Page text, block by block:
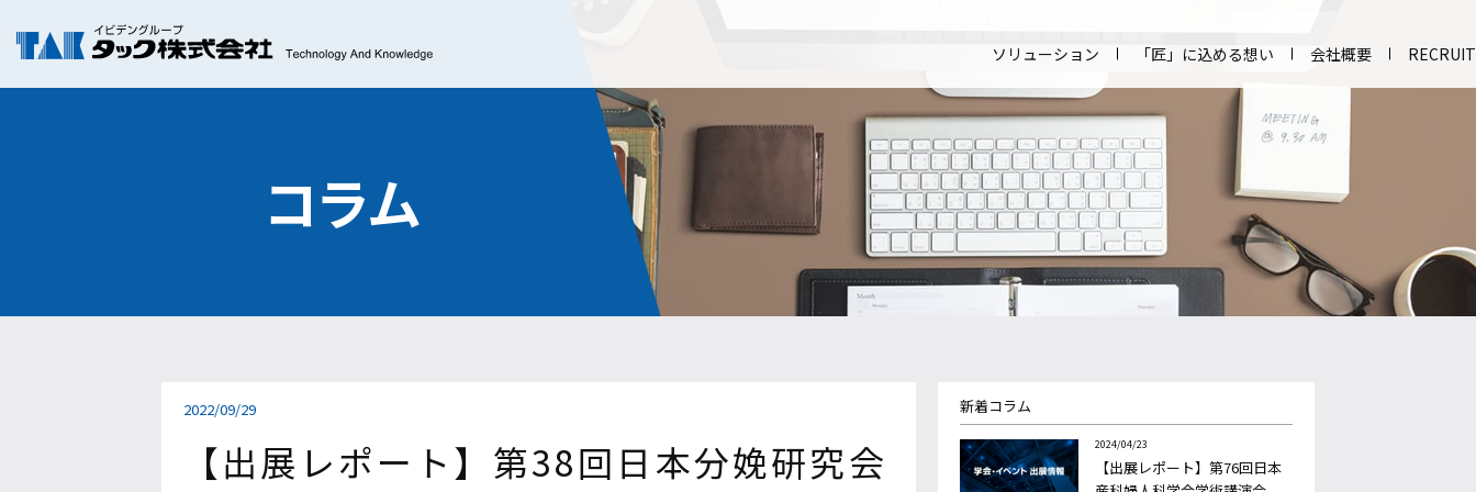
ソリューション 「匠」に込める想い 会社概要 RECRUIT
コラム
2022/09/29
【出展レポート】第38回日本分娩研究会
新着コラム
2024/04/23
【出展レポート】第76回日本